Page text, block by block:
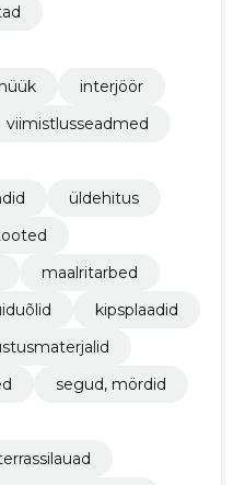
interjöör
viimistlusseadmed
üldehitus
maalritarbed
kipsplaadid
segud, mördid